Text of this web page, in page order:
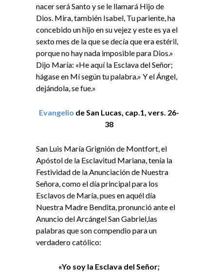
nacer será Santo y se le llamará Hijo de
Dios. Mira, también Isabel, Tu pariente, ha
concebido un hijo en su vejez y este es ya el
sexto mes de la que se decía que era estéril,
porque no hay nada imposible para Dios.»
Dijo María: «He aquí la Esclava del Señor;
hágase en Mí según tu palabra.» Y el Ángel,
dejándola, se fue.»
Evangelio de San Lucas, cap.1, vers. 26-
38
San Luis María Grignión de Montfort, el
Apóstol de la Esclavitud Mariana, tenía la
Festividad de la Anunciación de Nuestra
Señora, como el día principal para los
Esclavos de María, pues en aquél día
Nuestra Madre Bendita, pronunció ante el
Anuncio del Arcángel San Gabriel,las
palabras que son compendio para un
verdadero católico:
«Yo soy la Esclava del Señor;